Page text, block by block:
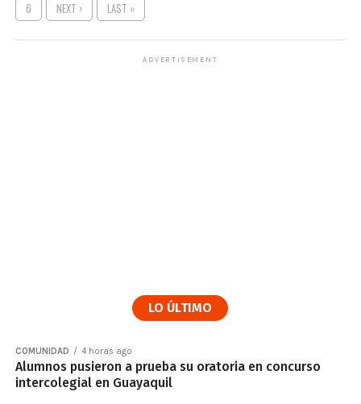
6
NEXT › LAST »
ADVERTISEMENT
LO ÚLTIMO
COMUNIDAD 4 horas ago
Alumnos pusieron a prueba su oratoria en concurso
intercolegial en Guayaquil